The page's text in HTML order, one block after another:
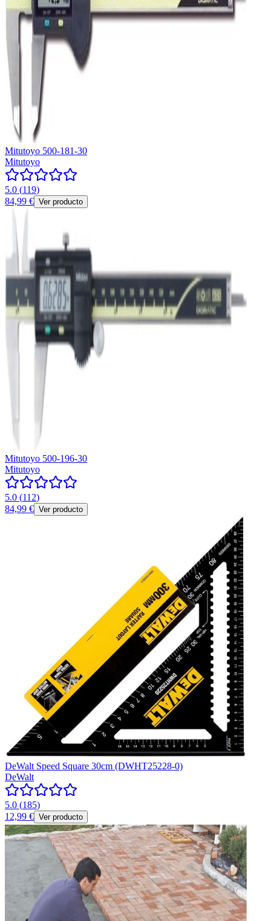
Mitutoyo 500-181-30
Mitutoyo
5.0 (119)
84,99 € Ver producto
Mitutoyo 500-196-30
Mitutoyo
5.0 (112)
84,99 € Ver producto
DeWalt Speed Square 30cm (DWHT25228-0)
DeWalt
5.0 (185)
12,99 € Ver producto